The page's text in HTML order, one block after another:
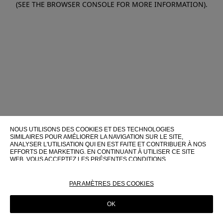
(SEE THE BROWSER CONSOLE FOR MORE INFORMATION).
NOUS UTILISONS DES COOKIES ET DES TECHNOLOGIES
SIMILAIRES POUR AMÉLIORER LA NAVIGATION SUR LE SITE,
ANALYSER L'UTILISATION QUI EN EST FAITE ET CONTRIBUER À NOS
EFFORTS DE MARKETING. EN CONTINUANT À UTILISER CE SITE
WEB, VOUS ACCEPTEZ LES PRÉSENTES CONDITIONS
POUR PLUS D'INFORMATIONS SUR CES TECHNOLOGIES ET LEUR
POLITIQUE EN MATIÈRE DE COOKIES
PARAMÈTRES DES COOKIES
OK